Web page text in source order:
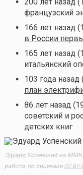
французский
166 лет назад
в России
165 лет назад
итальянский
103 года назад
план
86 лет назад
советский и
детских книг
Эдуард Успенский на
работа, по лицензии CC BY-